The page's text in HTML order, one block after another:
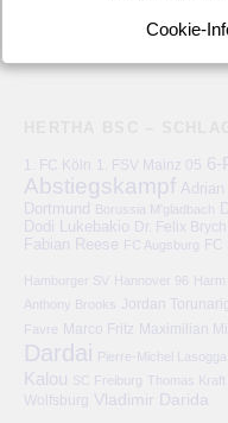
1. FC Köln 1. FSV Mainz 05 6-
Abstiegskampf Adrian
Dortmund
Borussia M'gladbach
Dodi Lukebakio Dr. Felix Brych
Fabian Reese FC Augsburg FC
Hamburger SV Hannover 96 Harm
Anthony Brooks
Jordan
Favre
Marco Fritz Maximilian
Dardai Pierre-Michel Lasogga
Kalou SC Freiburg Thomas Kraft
Wolfsburg
Vladimir Darida
Cookie-